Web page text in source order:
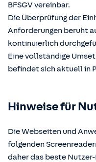
BFSGV vereinbar.
Die Überprüfung der
Anforderungen beruht
kontinuierlich
Eine vollständige
befindet sich aktuell in
Hinweise für
Die Webseiten und
folgenden
daher das beste